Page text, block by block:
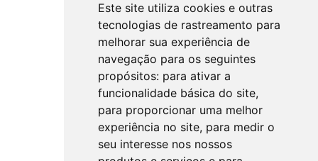
Este site utiliza cookies e outras
tecnologias de rastreamento para
melhorar sua experiência de
navegação para os seguintes
propósitos: para ativar a
funcionalidade básica do site,
para proporcionar uma melhor
experiência no site, para medir o
seu interesse nos nossos